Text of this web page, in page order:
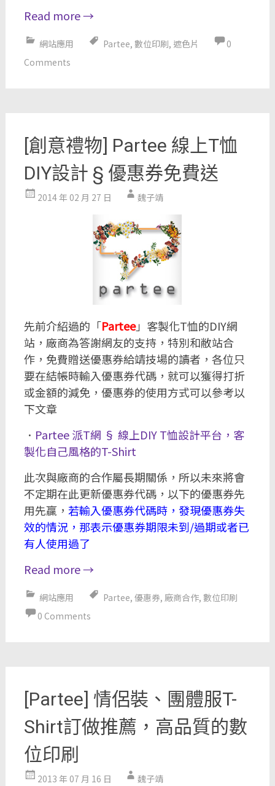
Read more→
網站應用 Partee, 數位印刷, 遮色片
0
Comments
[創意禮物] Partee 線上T恤
DIY設計 § 優惠券免費送
2014 年 02 月 27 日 魏子靖
先前介紹過的「Partee」客製化T恤的DIY網
站，廠商為答謝網友的支持，特別和敝站合
作，免費贈送優惠券給靖技場的讀者，各位只
要在結帳時輸入優惠券代碼，就可以獲得打折
或金額的減免，優惠券的使用方式可以參考以
下文章
． Partee 派T網 § 線上DIY T恤設計平台，客
製化自己風格的T-Shirt
此次與廠商的合作屬長期關係，所以未來將會
不定期在此更新優惠券代碼，以下的優惠券先
用先贏， 若輸入優惠券代碼時，發現優惠券失
效的情況，那表示優惠券期限未到/過期或者已
有人使用過了
Read more→
網站應用 Partee, 優惠券, 廠商合作, 數位印刷
0 Comments
[Partee] 情侶裝、團體服T-
Shirt訂做推薦，高品質的數
位印刷
2013 年 07 月 16 日 魏子靖